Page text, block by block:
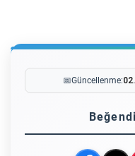
📅Güncellenme: